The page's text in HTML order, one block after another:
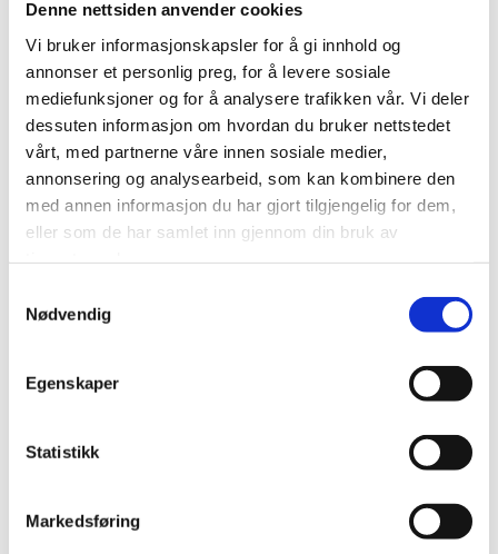
Denne nettsiden anvender cookies
Vi bruker informasjonskapsler for å gi innhold og
annonser et personlig preg, for å levere sosiale
mediefunksjoner og for å analysere trafikken vår. Vi deler
dessuten informasjon om hvordan du bruker nettstedet
vårt, med partnerne våre innen sosiale medier,
annonsering og analysearbeid, som kan kombinere den
med annen informasjon du har gjort tilgjengelig for dem,
eller som de har samlet inn gjennom din bruk av
Nødvendig
Egenskaper
Statistikk
Markedsføring
NB! feb.2017:
Styret i EIL har bestmet at det likevel skal vere muleg med
familiemedlemskap etter samme system og satser som